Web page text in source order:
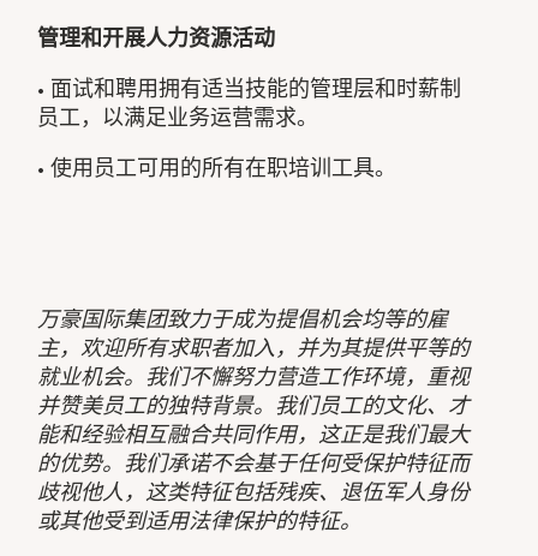
管理和开展人力资源活动
• 面试和聘用拥有适当技能的管理层和时薪制
员工，以满足业务运营需求。
• 使用员工可用的所有在职培训工具。
万豪国际集团致力于成为提倡机会均等的雇
主，欢迎所有求职者加入，并为其提供平等的
就业机会。我们不懈努力营造工作环境，重视
并赞美员工的独特背景。我们员工的文化、才
能和经验相互融合共同作用，这正是我们最大
的优势。我们承诺不会基于任何受保护特征而
歧视他人，这类特征包括残疾、退伍军人身份
或其他受到适用法律保护的特征。